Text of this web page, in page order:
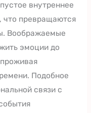
внутреннее
что превращаются
Воображаемые
эмоции до
Подобное
связи с